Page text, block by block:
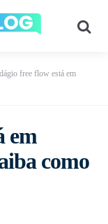
free flow está em
em
como